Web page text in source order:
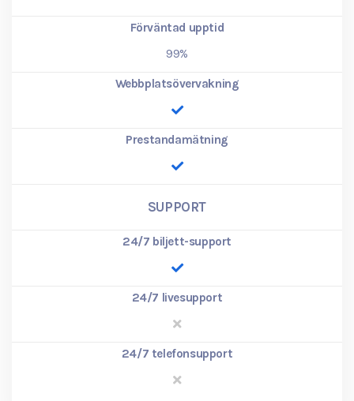
Förväntad upptid
99%
Webbplatsövervakning
Prestandamätning
SUPPORT
24/7 biljett-support
24/7 livesupport
24/7 telefonsupport